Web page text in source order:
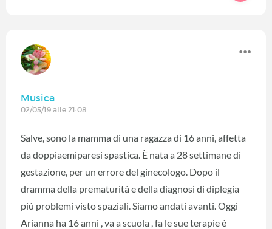
Musica
02/05/19 alle 21:08
Salve, sono la mamma di una ragazza di 16 anni, affetta
da doppiaemiparesi spastica. È nata a 28 settimane di
gestazione, per un errore del ginecologo. Dopo il
dramma della prematurità e della diagnosi di diplegia
più problemi visto spaziali. Siamo andati avanti. Oggi
Arianna ha 16 anni , va a scuola , fa le sue terapie è